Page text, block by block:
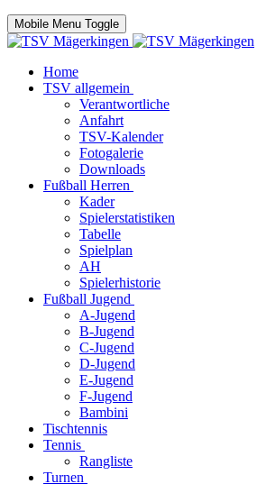
Mobile Menu Toggle
Home
TSV allgemein
Verantwortliche
Anfahrt
TSV-Kalender
Fotogalerie
Downloads
Fußball Herren
Kader
Spielerstatistiken
Tabelle
Spielplan
AH
Spielerhistorie
Fußball Jugend
A-Jugend
B-Jugend
C-Jugend
D-Jugend
E-Jugend
F-Jugend
Bambini
Tischtennis
Tennis
Rangliste
Turnen